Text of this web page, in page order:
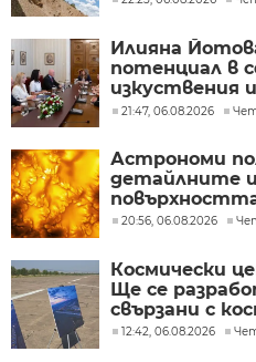
Илияна
потенциал в
изкуствения
забелязва
21:47, 06.08.2026
Астрономи
детайлните
20:56, 06.08.2026
Космически
Ще се
свързани с
12:42, 06.08.2026